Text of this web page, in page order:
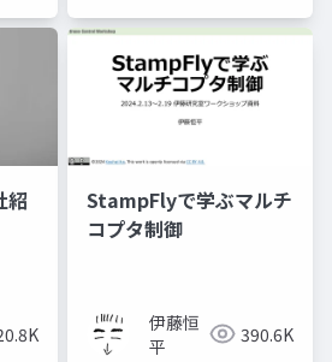
紹
StampFlyで学ぶマルチ
コプタ制御
伊藤恒
平
390.6K